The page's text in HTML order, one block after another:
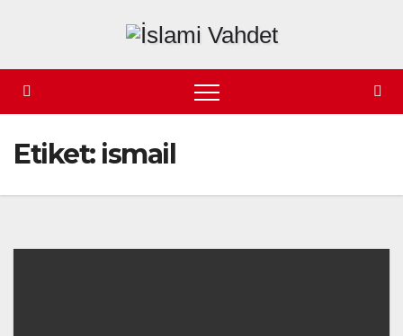
content
Etiket: ismail